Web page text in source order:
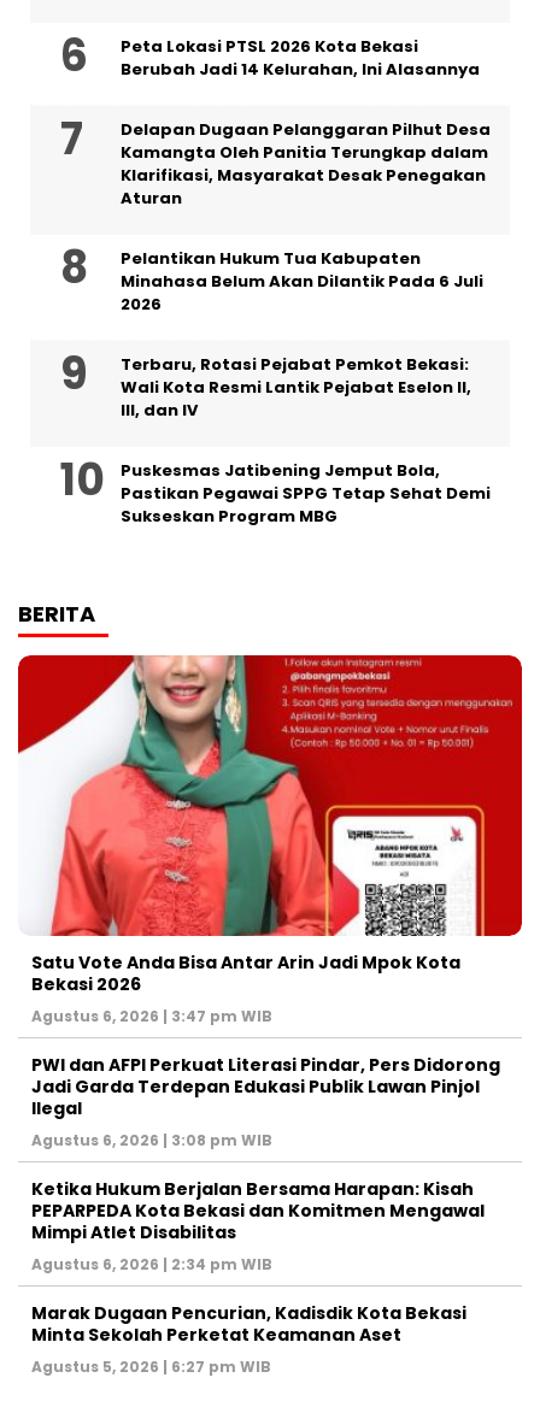
Peta Lokasi PTSL 2026 Kota Bekasi
Berubah Jadi 14 Kelurahan, Ini Alasannya
Delapan Dugaan Pelanggaran Pilhut Desa
Kamangta Oleh Panitia Terungkap dalam
Klarifikasi, Masyarakat Desak Penegakan
Aturan
Pelantikan Hukum Tua Kabupaten
Minahasa Belum Akan Dilantik Pada 6 Juli
2026
‎Terbaru, Rotasi Pejabat Pemkot Bekasi:
Wali Kota Resmi Lantik Pejabat Eselon II,
III, dan IV ‎
Puskesmas Jatibening Jemput Bola,
Pastikan Pegawai SPPG Tetap Sehat Demi
Sukseskan Program MBG
BERITA
Satu Vote Anda Bisa Antar Arin Jadi Mpok Kota
Bekasi 2026
Agustus 6, 2026 | 3:47 pm WIB
PWI dan AFPI Perkuat Literasi Pindar, Pers Didorong
Jadi Garda Terdepan Edukasi Publik Lawan Pinjol
Ilegal
Agustus 6, 2026 | 3:08 pm WIB
Ketika Hukum Berjalan Bersama Harapan: Kisah
PEPARPEDA Kota Bekasi dan Komitmen Mengawal
Mimpi Atlet Disabilitas
Agustus 6, 2026 | 2:34 pm WIB
‎Marak Dugaan Pencurian, Kadisdik Kota Bekasi
Minta Sekolah Perketat Keamanan Aset
Agustus 5, 2026 | 6:27 pm WIB